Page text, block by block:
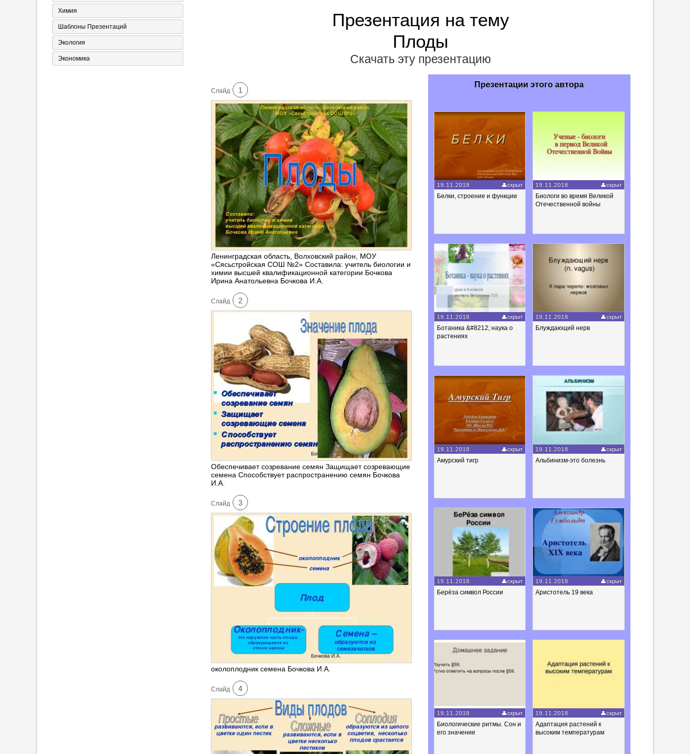
Химия
Шаблоны Презентаций
Экология
Экономика
Презентация на тему
Плоды
Скачать эту презентацию
Cлайд 1
Ленинградская область, Волховский район, МОУ
«Сясьстройская СОШ №2» Составила: учитель биологии и
химии высшей квалификационной категории Бочкова
Ирина Анатольевна Бочкова И.А.
Cлайд 2
Обеспечивает созревание семян Защищает созревающие
семена Способствует распространению семян Бочкова
И.А.
Cлайд 3
околоплодник семена Бочкова И.А.
Cлайд 4
Презентации этого автора
19.11.2018 скрыт
Белки, строение и функции
19.11.2018 скрыт
Биологи во время Великой
Отечественной войны
19.11.2018 скрыт
Ботаника &#8212; наука о
растениях
19.11.2018 скрыт
Блуждающий нерв
19.11.2018 скрыт
Амурский тигр
19.11.2018 скрыт
Альбинизм-это болезнь
19.11.2018 скрыт
Берёза символ России
19.11.2018 скрыт
Аристотель 19 века
19.11.2018 скрыт
Биологические ритмы. Сон и
его значение
19.11.2018 скрыт
Адаптация растений к
высоким температурам